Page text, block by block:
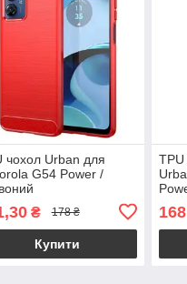
чохол Urban для
G54 Power /
₴ 178 ₴
Купити
TPU